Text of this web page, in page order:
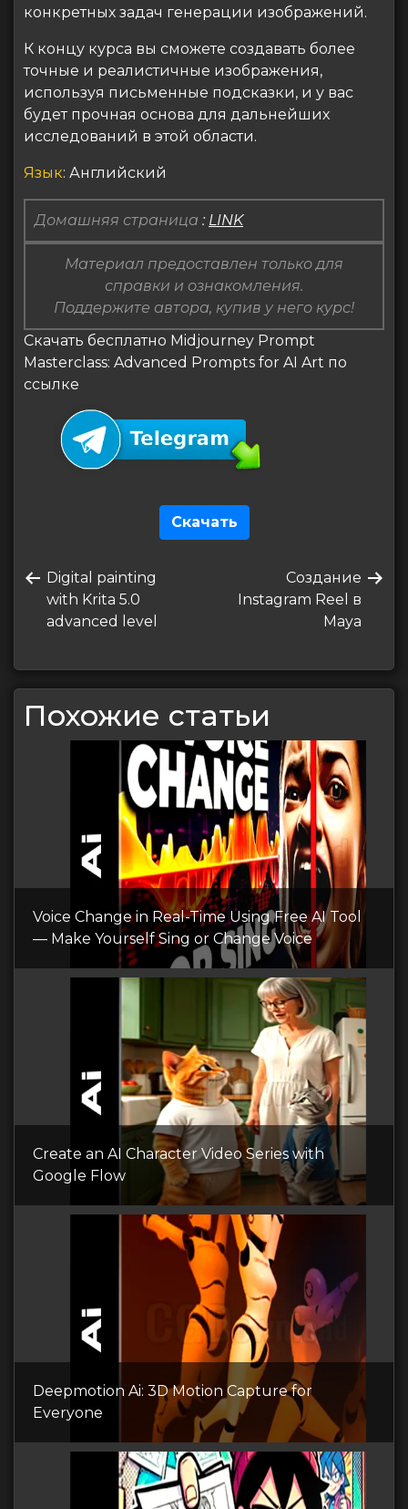
конкретных задач генерации изображений.
К концу курса вы сможете создавать более
точные и реалистичные изображения,
используя письменные подсказки, и у вас
будет прочная основа для дальнейших
исследований в этой области.
Язык: Английский
Домашняя страница : LINK
Материал предоставлен только для
справки и ознакомления.
Поддержите автора, купив у него курс!
Скачать бесплатно Midjourney Prompt
Masterclass: Advanced Prompts for AI Art по
ссылке
Скачать
по
записям
Предыдущая
запись
Digital painting
with Krita 5.0
advanced level
Следующая
запись
Создание
Instagram Reel в
Maya
Похожие статьи
Voice Change in Real-Time Using Free AI Tool
— Make Yourself Sing or Change Voice
Create an AI Character Video Series with
Google Flow
Deepmotion Ai: 3D Motion Capture for
Everyone